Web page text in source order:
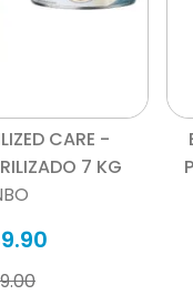
CARE -
7 KG
.90
.00